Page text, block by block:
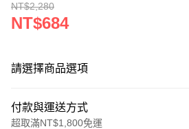
NT$2,280
NT$684
請選擇商品選項
付款與運送方式
超取滿NT$1,800免運